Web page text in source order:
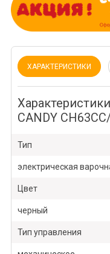
ХАРАКТЕРИСТИКИ
CANDY
Тип
электрическая
Цвет
черный
Тип управления